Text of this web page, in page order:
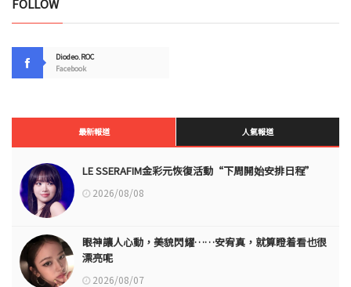
FOLLOW
Diodeo.ROC
Facebook
最新報道 人氣報道
LE SSERAFIM金彩元恢復活動“下周開始安排日程”
2026/08/08
眼神讓人心動，美貌閃耀……安宥真，就算瞪着看也很
漂亮呢
2026/08/07